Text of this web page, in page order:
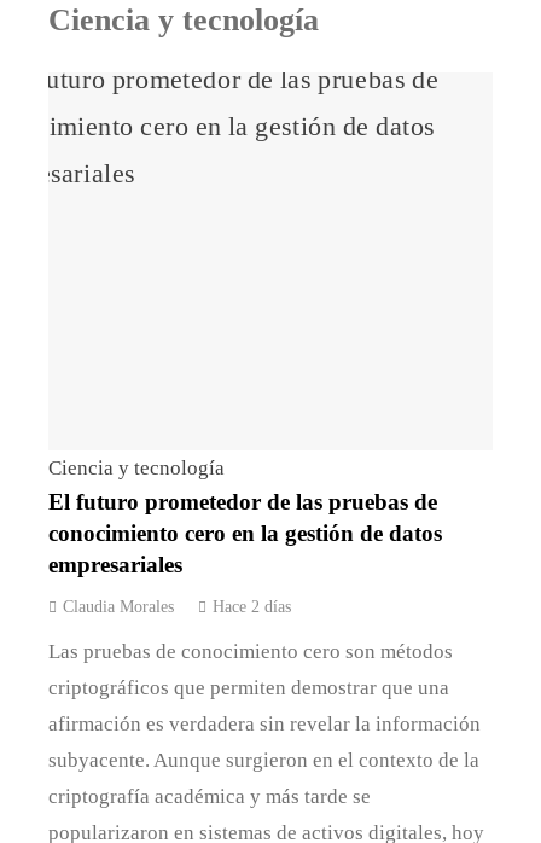
Ciencia y tecnología
Ciencia y tecnología
El futuro prometedor de las pruebas de
conocimiento cero en la gestión de datos
empresariales
Claudia Morales Hace 2 días
Las pruebas de conocimiento cero son métodos
criptográficos que permiten demostrar que una
afirmación es verdadera sin revelar la información
subyacente. Aunque surgieron en el contexto de la
criptografía académica y más tarde se
popularizaron en sistemas de activos digitales, hoy